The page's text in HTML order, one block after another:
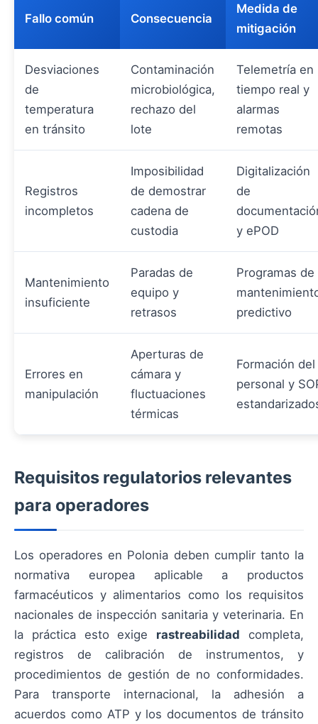
Fallo común Consecuencia
Medida de
mitigación
Desviaciones
de
temperatura
en tránsito
Contaminación
microbiológica,
rechazo del
lote
Telemetría en
tiempo real y
alarmas
remotas
Registros
incompletos
Imposibilidad
de demostrar
cadena de
custodia
Digitalización
de
y ePOD
Mantenimiento
insuficiente
Paradas de
equipo y
retrasos
Programas de
predictivo
Errores en
manipulación
Aperturas de
cámara y
fluctuaciones
térmicas
Formación del
personal y
Requisitos regulatorios relevantes
para operadores
Los operadores en Polonia deben cumplir tanto la
normativa europea aplicable a productos
farmacéuticos y alimentarios como los requisitos
nacionales de inspección sanitaria y veterinaria. En
la práctica esto exige rastreabilidad completa,
registros de calibración de instrumentos, y
procedimientos de gestión de no conformidades.
Para transporte internacional, la adhesión a
acuerdos como ATP y los documentos de tránsito